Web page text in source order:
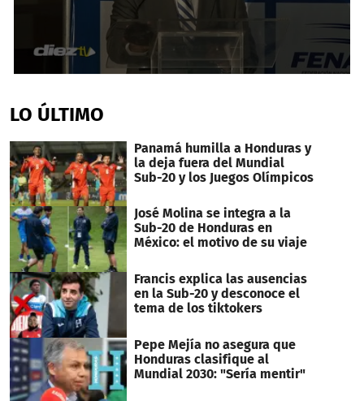
of
3
17
seconds
LO ÚLTIMO
Panamá humilla a Honduras y
la deja fuera del Mundial
Sub-20 y los Juegos Olímpicos
José Molina se integra a la
Sub-20 de Honduras en
México: el motivo de su viaje
Francis explica las ausencias
en la Sub-20 y desconoce el
tema de los tiktokers
Pepe Mejía no asegura que
Honduras clasifique al
Mundial 2030: "Sería mentir"